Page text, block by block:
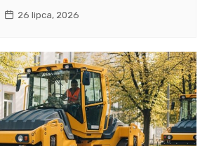
26 lipca, 2026